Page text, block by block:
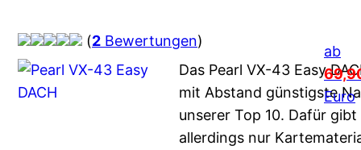
(2 Bewertungen)
ab
Euro
Das Pearl VX-43 Easy
mit Abstand günstigste
unserer Top 10. Dafür gibt
allerdings nur